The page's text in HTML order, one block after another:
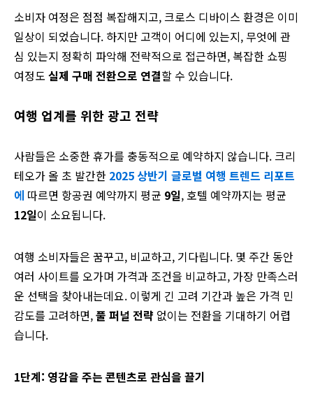
소비자 여정은 점점 복잡해지고, 크로스 디바이스 환경은 이미
일상이 되었습니다. 하지만 고객이 어디에 있는지, 무엇에 관
심 있는지 정확히 파악해 전략적으로 접근하면, 복잡한 쇼핑
여정도 실제 구매 전환으로 연결할 수 있습니다.
여행 업계를 위한 광고 전략
사람들은 소중한 휴가를 충동적으로 예약하지 않습니다. 크리
테오가 올 초 발간한 2025 상반기 글로벌 여행 트렌드 리포트
에 따르면 항공권 예약까지 평균 9일, 호텔 예약까지는 평균
12일이 소요됩니다.
여행 소비자들은 꿈꾸고, 비교하고, 기다립니다. 몇 주간 동안
여러 사이트를 오가며 가격과 조건을 비교하고, 가장 만족스러
운 선택을 찾아내는데요. 이렇게 긴 고려 기간과 높은 가격 민
감도를 고려하면,풀 퍼널 전략 없이는 전환을 기대하기 어렵
습니다.
1단계: 영감을 주는 콘텐츠로 관심을 끌기